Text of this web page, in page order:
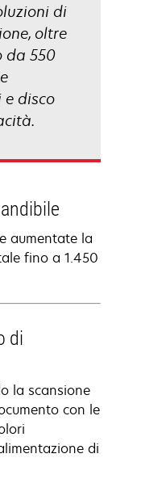
di
oltre
da 550
disco
aumentate la
fino a 1.450
di
la scansione
con le
di